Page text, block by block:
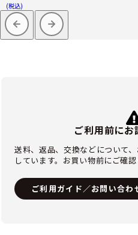
(税込)
ご利用前に
送料、返品、交換などについて
しています。お買い物前にご確認
ご利用ガイド／お問い合わ